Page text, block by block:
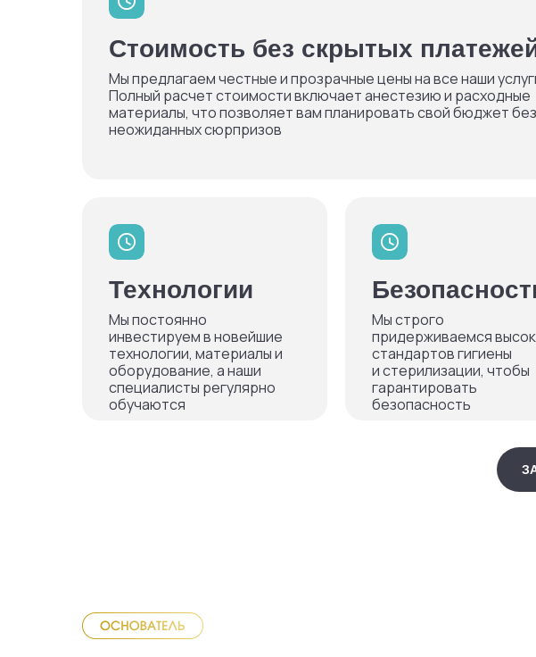
Мы строго
придерживаемся
стандартов гигиены
и стерилизации, чтобы
гарантировать
безопасность
Технологии
Мы постоянно
инвестируем в новейшие
технологии, материалы и
оборудование, а наши
специалисты регулярно
обучаются
Стоимость без скрытых
Мы предлагаем честные и прозрачные цены на все наши
Полный расчет стоимости включает анестезию и расходные
материалы, что позволяет вам планировать свой бюджет без
неожиданных сюрпризов